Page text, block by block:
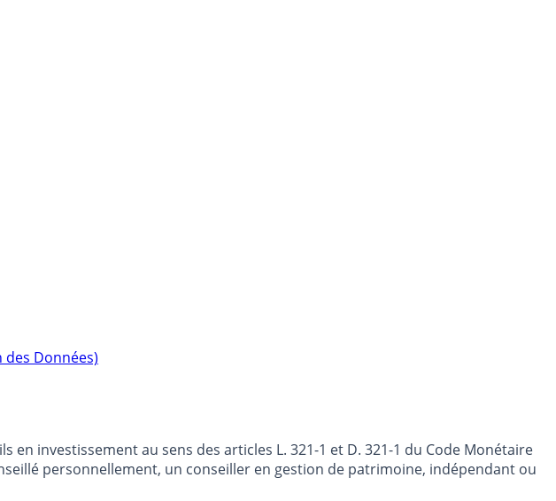
Données)
investissement au sens des articles L. 321-1 et D. 321-1 du Code Monétaire
personnellement, un conseiller en gestion de patrimoine, indépendant ou